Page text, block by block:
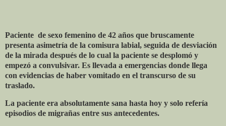
Paciente de sexo femenino de 42 años que bruscamente
presenta asimetría de la comisura labial, seguida de desviación
de la mirada después de lo cual la paciente se desplomó y
empezó a convulsivar. Es llevada a emergencias donde llega
con evidencias de haber vomitado en el transcurso de su
traslado.
La paciente era absolutamente sana hasta hoy y solo refería
episodios de migrañas entre sus antecedentes.